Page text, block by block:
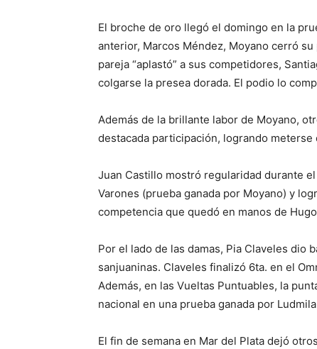
El broche de oro llegó el domingo en la
anterior, Marcos Méndez, Moyano cerró
pareja “aplastó” a sus competidores,
colgarse la presea dorada. El podio lo
Además de la brillante labor de Moyano,
destacada participación, logrando
Juan Castillo mostró regularidad durante
Varones (prueba ganada por Moyano) y
competencia que quedó en manos de
Por el lado de las damas, Pia Claveles dio
sanjuaninas. Claveles finalizó 6ta. en el
Además, en las Vueltas Puntuables, la
nacional en una prueba ganada por
El fin de semana en Mar del Plata dejó